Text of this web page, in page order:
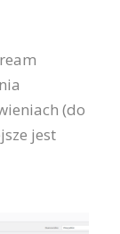
(do
jest